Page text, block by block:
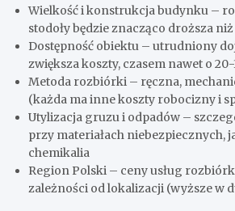
Wielkość i konstrukcja budynku –
stodoły będzie znacząco droższa
Dostępność obiektu – utrudniony
zwiększa koszty, czasem nawet o
Metoda rozbiórki – ręczna,
(każda ma inne koszty robocizny i
Utylizacja gruzu i odpadów –
przy materiałach niebezpiecznych,
chemikalia
Region Polski – ceny usług
zależności od lokalizacji (wyższe w